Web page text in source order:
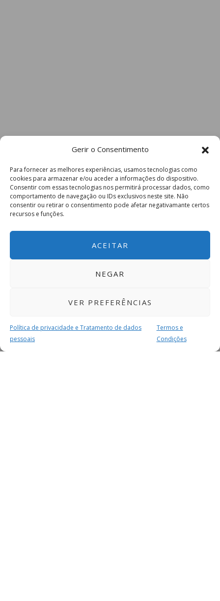
Gerir o Consentimento
Para fornecer as melhores experiências, usamos tecnologias como
cookies para armazenar e/ou aceder a informações do dispositivo.
Consentir com essas tecnologias nos permitirá processar dados, como
comportamento de navegação ou IDs exclusivos neste site. Não
consentir ou retirar o consentimento pode afetar negativamante certos
recursos e funções.
ACEITAR
NEGAR
VER PREFERÊNCIAS
Política de privacidade e Tratamento de dados
pessoais
Termos e
Condições